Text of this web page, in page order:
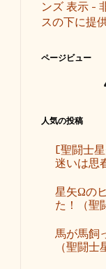
ンズ 表示 -
スの下に提
ページビュー
人気の投稿
[聖闘士
迷いは思
星矢Ωの
た！（聖
馬が馬飼
（聖闘士